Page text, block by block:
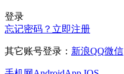
登录
忘记密码？ 立即注册
其它账号登录： 新浪QQ微信